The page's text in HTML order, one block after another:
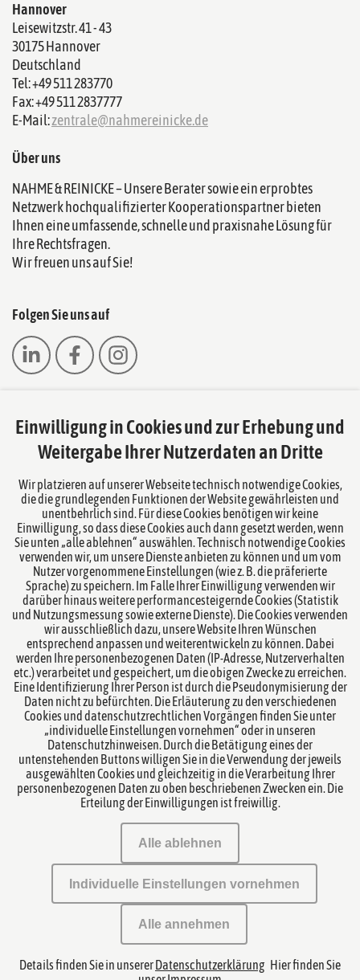
Hannover
Leisewitzstr. 41 - 43
30175 Hannover
Deutschland
Tel: +49 511 283770
Fax: +49 511 2837777
E-Mail:zentrale@nahmereinicke.de
Über uns
NAHME & REINICKE – Unsere Berater sowie ein erprobtes
Netzwerk hochqualifizierter Kooperationspartner bieten
Ihnen eine umfassende, schnelle und praxisnahe Lösung für
Ihre Rechtsfragen.
Wir freuen uns auf Sie!
Folgen Sie uns auf
Das europäische Kanzlei-Netzwerk
Übersicht Rechtsgebiete
Übersicht Team
Notare
Kanzlei
Datenschutzerklärung
Datenschutzeinstellungen
Einwilligung in Cookies und zur Erhebung und
Weitergabe Ihrer Nutzerdaten an Dritte
Wir platzieren auf unserer Webseite technisch notwendige Cookies,
die die grundlegenden Funktionen der Website gewährleisten und
unentbehrlich sind. Für diese Cookies benötigen wir keine
Einwilligung, so dass diese Cookies auch dann gesetzt werden, wenn
Sie unten „alle ablehnen“ auswählen. Technisch notwendige Cookies
verwenden wir, um unsere Dienste anbieten zu können und um vom
Nutzer vorgenommene Einstellungen (wie z. B. die präferierte
Sprache) zu speichern. Im Falle Ihrer Einwilligung verwenden wir
darüber hinaus weitere performancesteigernde Cookies (Statistik
und Nutzungsmessung sowie externe Dienste). Die Cookies verwenden
wir ausschließlich dazu, unsere Website Ihren Wünschen
entsprechend anpassen und weiterentwickeln zu können. Dabei
werden Ihre personenbezogenen Daten (IP-Adresse, Nutzerverhalten
etc.) verarbeitet und gespeichert, um die obigen Zwecke zu erreichen.
Eine Identifizierung Ihrer Person ist durch die Pseudonymisierung der
Daten nicht zu befürchten. Die Erläuterung zu den verschiedenen
Cookies und datenschutzrechtlichen Vorgängen finden Sie unter
„individuelle Einstellungen vornehmen“ oder in unseren
Datenschutzhinweisen. Durch die Betätigung eines der
untenstehenden Buttons willigen Sie in die Verwendung der jeweils
ausgewählten Cookies und gleichzeitig in die Verarbeitung Ihrer
personenbezogenen Daten zu oben beschriebenen Zwecken ein. Die
Erteilung der Einwilligungen ist freiwillig.
Alle ablehnen
Individuelle Einstellungen vornehmen
Alle annehmen
Details finden Sie in unsererDatenschutzerklärung Hier finden Sie